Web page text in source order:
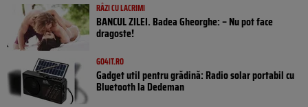
RÂZI CU LACRIMI
BANCUL ZILEI. Badea Gheorghe: – Nu pot face
dragoste!
GO4IT.RO
Gadget util pentru grădină: Radio solar portabil cu
Bluetooth la Dedeman